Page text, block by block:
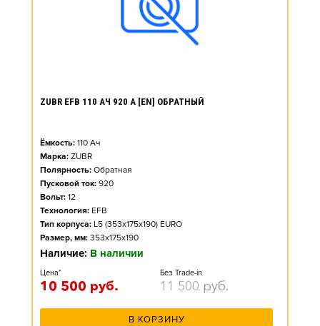
ZUBR EFB 110 АЧ 920 А [EN] ОБРАТНЫЙ
Ёмкость: 110 Ач
Марка: ZUBR
Полярность: Обратная
Пусковой ток: 920
Вольт: 12
Технология: EFB
Тип корпуса: L5 (353x175x190) EURO
Размер, мм: 353x175x190
Наличие: В наличии
Цена*
10 500 руб.
Без Trade-in
11 500 руб.
В КОРЗИНУ